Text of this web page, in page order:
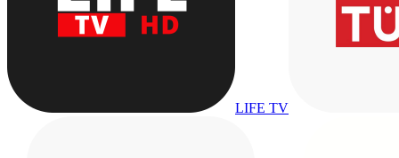
LIFE TV